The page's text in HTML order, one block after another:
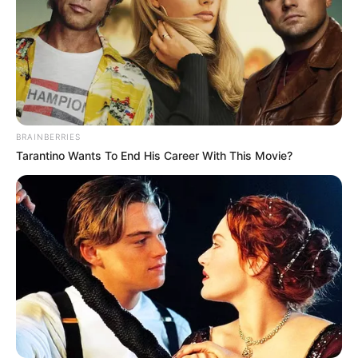
View this post on Instagram
A post shared by Kleisthenis Daskalakos (@studio_kleisthenis)
Ο Ντίνος Ηλιόπουλος πέθανε στις 19:15 της
BRAINBERRIES
Tarantino Wants To End His Career With This Movie?